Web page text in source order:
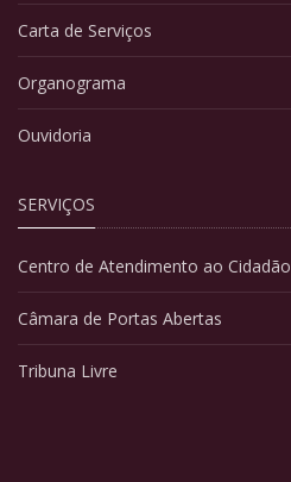
Carta de Serviços
Organograma
Ouvidoria
SERVIÇOS
Centro de Atendimento ao Cidadão
Câmara de Portas Abertas
Tribuna Livre